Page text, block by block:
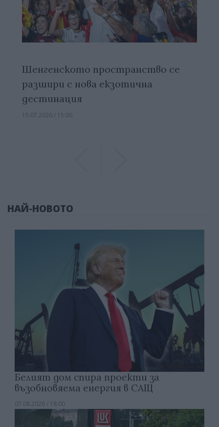
Шенгенското пространство се
разшири с нова екзотична
дестинация
15.07.2026 / 15:00
НАЙ-НОВОТО
Белият дом спира проекти за
възобновяема енергия в САЩ
07.08.2026 / 18:00